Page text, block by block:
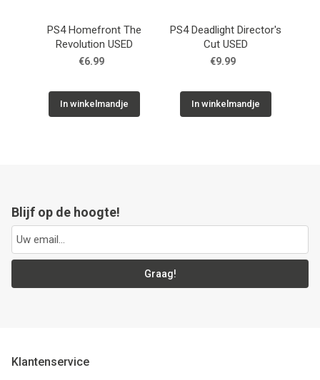
PS4 Homefront The
Revolution USED
€6.99
In winkelmandje
PS4 Deadlight Director's
Cut USED
€9.99
In winkelmandje
Blijf op de hoogte!
Graag!
Klantenservice